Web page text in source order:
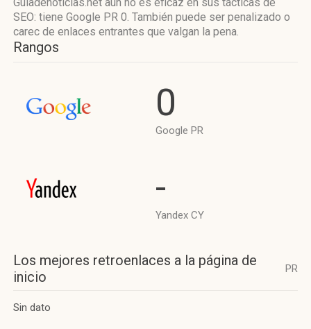
SEO: tiene Google PR 0. También puede ser penalizado o
carec de enlaces entrantes que valgan la pena.
Rangos
0
Google PR
-
Yandex CY
Los mejores retroenlaces a la página de
inicio
PR
Sin dato